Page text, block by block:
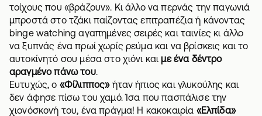
τοίχους που «βράζουν». Κι άλλο να περνάς την παγωνιά
μπροστά στο τζάκι παίζοντας επιτραπέζια ή κάνοντας
binge watching αγαπημένες σειρές και ταινίες κι άλλο
να ξυπνάς ένα πρωί χωρίς ρεύμα και να βρίσκεις και το
αυτοκίνητό σου μέσα στο χιόνι καιμε ένα δέντρο
αραγμένο πάνω του.
Ευτυχώς, ο «Φίλιππος»ήταν ήπιος και γλυκούλης και
δεν άφησε πίσω του χαμό. Ίσα που πασπάλισε την
χιονόσκονή του, ένα πράγμα! Η κακοκαιρία «Ελπίδα»